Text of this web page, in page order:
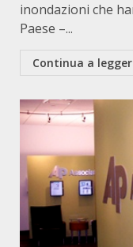
inondazioni che
Paese –...
Continua a